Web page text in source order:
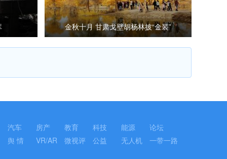
金秋十月 甘肃戈壁胡杨林披“金装”
汽车 房产 教育 科技 能源
论坛
舆 情
VR/AR 微视评 公益 无人机 一带一路